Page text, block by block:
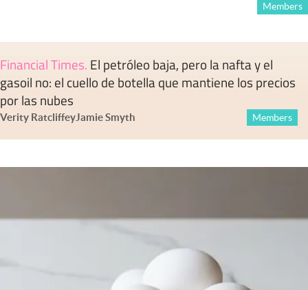
Members
Financial Times. El petróleo baja, pero la nafta y el
gasoil no: el cuello de botella que mantiene los precios
por las nubes
Verity RatcliffeyJamie Smyth Members